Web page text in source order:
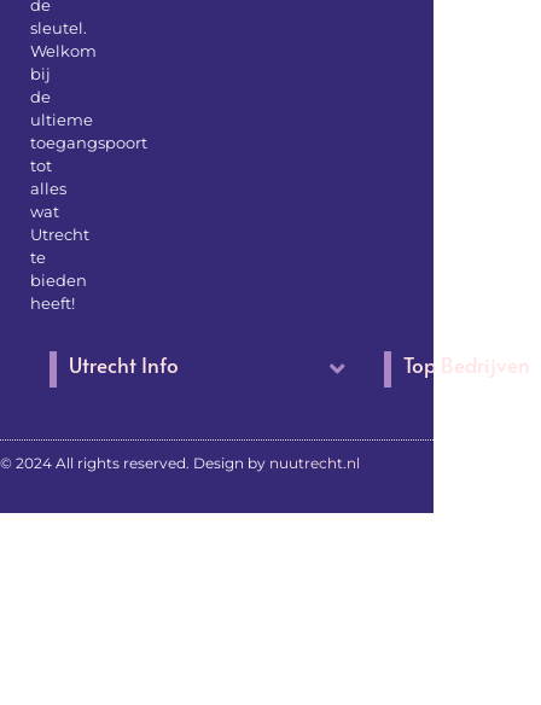
de
sleutel.
Welkom
bij
de
ultieme
toegangspoort
tot
alles
wat
Utrecht
te
bieden
heeft!
Utrecht Info Top Bedrijven
© 2024 All rights reserved. Design by nuutrecht.nl